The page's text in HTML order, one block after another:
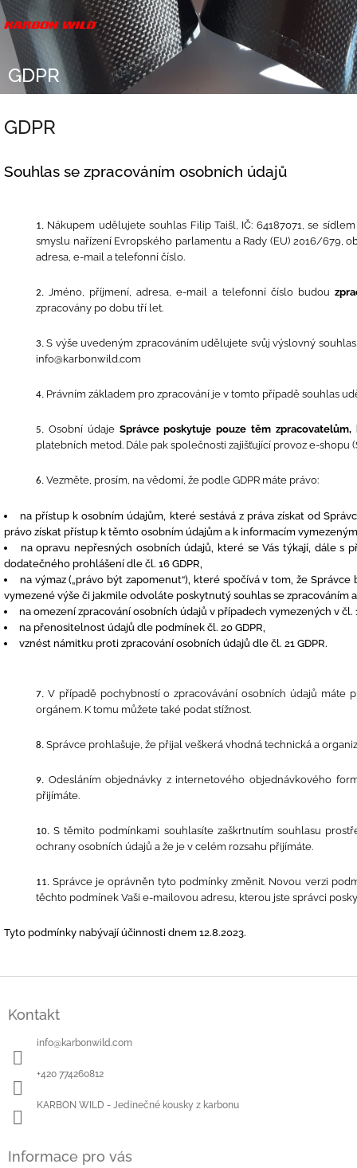
Přejít
na
obsah
GDPR
GDPR
Souhlas se zpracováním osobních údajů
Nákupem udělujete souhlas Filip Taišl, IČ: 64187071, se
smyslu nařízení Evropského parlamentu a Rady (EU) 2016/679,
adresa, e-mail a telefonní číslo.
Jméno, příjmení, adresa, e-mail a telefonní číslo budou
zpracovány po dobu tří let.
S výše uvedeným zpracováním udělujete svůj výslovný
info@karbonwild.com
Právním základem pro zpracování je v tomto případě souhlas
Osobní údaje Správce poskytuje pouze těm
platebních metod. Dále pak společnosti zajišťující provoz e-shopu
Vezměte, prosím, na vědomí, že podle GDPR máte právo:
na přístup k osobním údajům, které sestává z práva získat od
právo získat přístup k těmto osobním údajům a k informacím vymezeným
na opravu nepřesných osobních údajů, které se Vás týkají, dále
dodatečného prohlášení dle čl. 16 GDPR,
na výmaz („právo být zapomenut“), které spočívá v tom, že
vymezené výše či jakmile odvoláte poskytnutý souhlas se zpracováním
na omezení zpracování osobních údajů v případech vymezených v čl.
na přenositelnost údajů dle podmínek čl. 20 GDPR,
vznést námitku proti zpracování osobních údajů dle čl. 21 GDPR.
V případě pochybností o zpracovávání osobních údajů máte
orgánem. K tomu můžete také podat stížnost.
Správce prohlašuje, že přijal veškerá vhodná technická a
Odesláním objednávky z internetového objednávkového
přijímáte.
S těmito podmínkami souhlasíte zaškrtnutím souhlasu
ochrany osobních údajů a že je v celém rozsahu přijímáte.
Správce je oprávněn tyto podmínky změnit. Novou verzi
těchto podmínek Vaši e-mailovou adresu, kterou jste správci
Tyto podmínky nabývají účinnosti dnem 12.8.2023.
Kontakt
info@karbonwild.com
+420 774260812
KARBON WILD - Jedinečné kousky z karbonu
Informace pro vás